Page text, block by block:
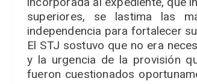
superiores, se lastima las
independencia para fortalecer
El STJ sostuvo que no era
y la urgencia de la provisión
fueron cuestionados